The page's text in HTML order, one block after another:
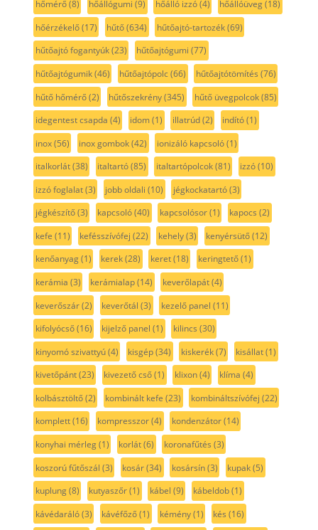
hőmérő(8) hőállógumi (9) hőálló izzó(4) hőállóüveg(18)
hőérzékelő(17) hűtő(634) hűtőajtó-tartozék(69)
hűtőajtó fogantyúk(23) hűtőajtógumi (77)
hűtőajtógumik(46) hűtőajtópolc(66) hűtőajtótömítés (76)
hűtő hőmérő(2) hűtőszekrény(345) hűtő üvegpolcok(85)
idegentest csapda (4) idom(1) illatrúd(2) indító(1)
inox(56) inox gombok(42) ionizáló kapcsoló(1)
italkorlát(38) italtartó(85) italtartópolcok(81) izzó(10)
izzó foglalat(3) jobb oldali (10) jégkockatartó(3)
jégkészítő(3) kapcsoló(40) kapcsolósor(1) kapocs (2)
kefe (11) kefésszívófej (22) kehely(3) kenyérsütő(12)
kenőanyag(1) kerek(28) keret(18) keringtető(1)
kerámia (3) kerámialap(14) keverőlapát(4)
keverőszár(2) keverőtál (3) kezelő panel (11)
kifolyócső(16) kijelző panel (1) kilincs (30)
kinyomó szivattyú(4) kisgép(34) kiskerék(7) kisállat(1)
kivetőpánt(23) kivezető cső(1) klixon(4) klíma (4)
kolbásztöltő(2) kombinált kefe (23) kombináltszívófej (22)
komplett(16) kompresszor(4) kondenzátor(14)
konyhai mérleg(1) korlát(6) koronafűtés (3)
koszorú fűtőszál (3) kosár(34) kosársín(3) kupak(5)
kuplung(8) kutyaszőr(1) kábel (9) kábeldob(1)
kávédaráló(3) kávéfőző(1) kémény(1) kés (16)